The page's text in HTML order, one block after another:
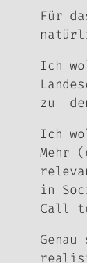
Für
Ich
zu
Ich
Mehr
in
Call